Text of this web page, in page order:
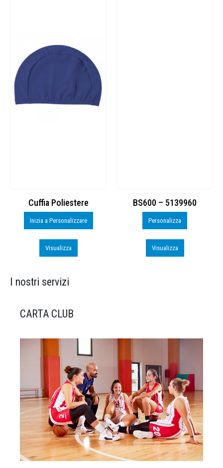
Cuffia Poliestere
Inizia a Personalizzare
Visualizza
BS600 – 5139960
Personalizza
Visualizza
I nostri servizi
CARTA CLUB